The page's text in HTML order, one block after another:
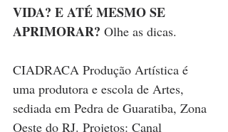
VIDA? E ATÉ MESMO SE
APRIMORAR? Olhe as dicas.
CIADRACA Produção Artística é
uma produtora e escola de Artes,
sediada em Pedra de Guaratiba, Zona
Oeste do RJ. Projetos: Canal